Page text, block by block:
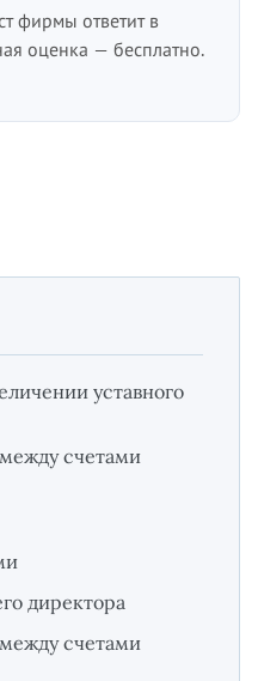
фирмы ответит в
оценка — бесплатно.
уставного
счетами
директора
счетами